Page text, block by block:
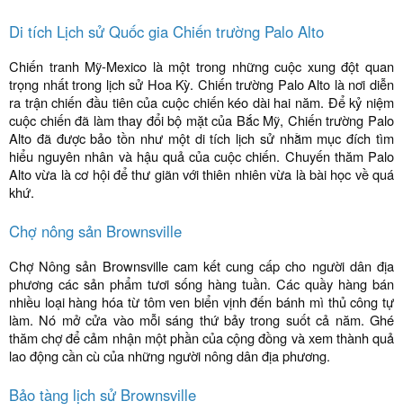
Di tích Lịch sử Quốc gia Chiến trường Palo Alto
Chiến tranh Mỹ-Mexico là một trong những cuộc xung đột quan
trọng nhất trong lịch sử Hoa Kỳ. Chiến trường Palo Alto là nơi diễn
ra trận chiến đầu tiên của cuộc chiến kéo dài hai năm. Để kỷ niệm
cuộc chiến đã làm thay đổi bộ mặt của Bắc Mỹ, Chiến trường Palo
Alto đã được bảo tồn như một di tích lịch sử nhằm mục đích tìm
hiểu nguyên nhân và hậu quả của cuộc chiến. Chuyến thăm Palo
Alto vừa là cơ hội để thư giãn với thiên nhiên vừa là bài học về quá
khứ.
Chợ nông sản Brownsville
Chợ Nông sản Brownsville cam kết cung cấp cho người dân địa
phương các sản phẩm tươi sống hàng tuần. Các quầy hàng bán
nhiều loại hàng hóa từ tôm ven biển vịnh đến bánh mì thủ công tự
làm. Nó mở cửa vào mỗi sáng thứ bảy trong suốt cả năm. Ghé
thăm chợ để cảm nhận một phần của cộng đồng và xem thành quả
lao động cần cù của những người nông dân địa phương.
Bảo tàng lịch sử Brownsville